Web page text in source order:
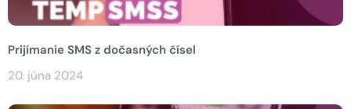
Prijímanie SMS z dočasných čísel
20. júna 2024